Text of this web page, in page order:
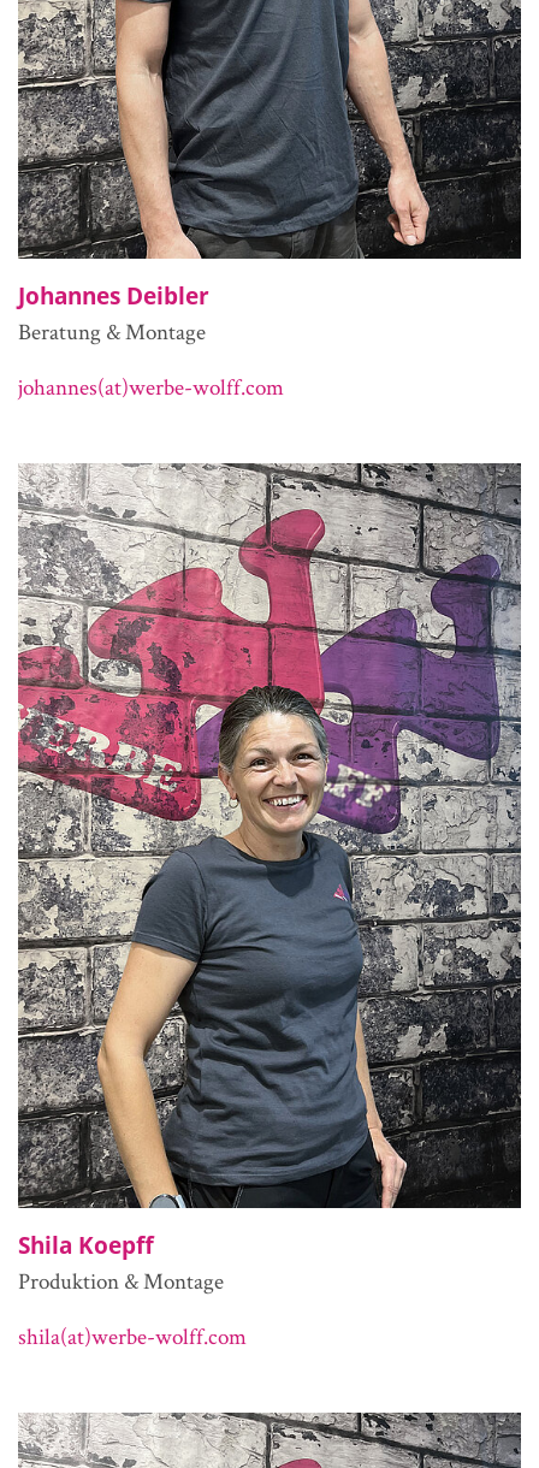
Johannes Deibler
Beratung & Montage
johannes(at)werbe-wolff.com
Shila Koepff
Produktion & Montage
shila(at)werbe-wolff.com